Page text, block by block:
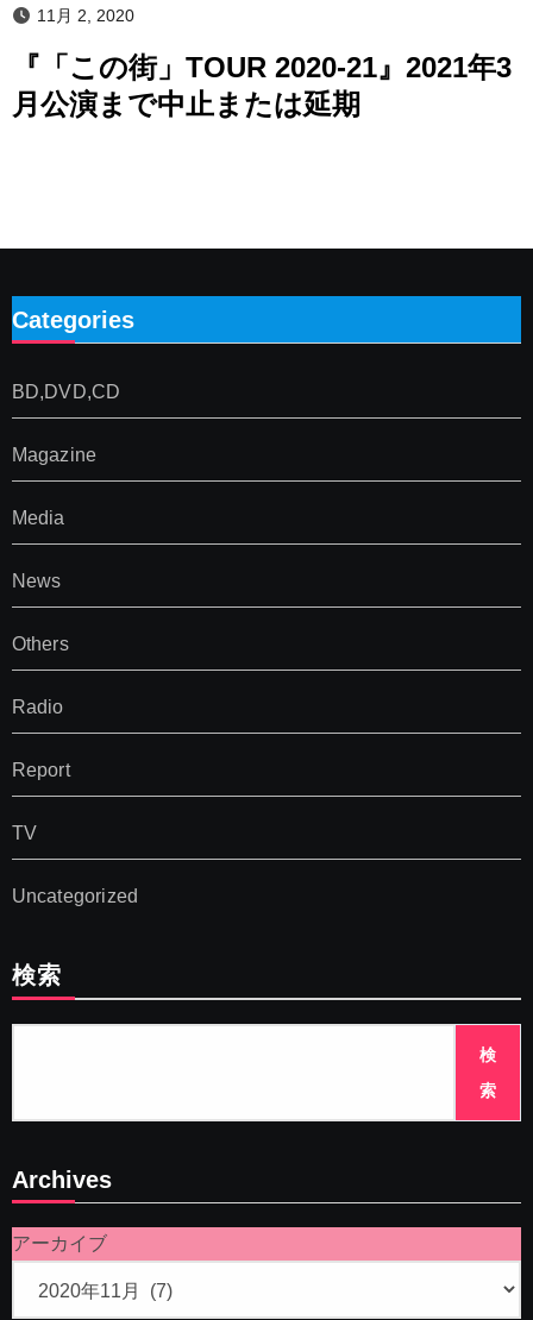
11月 2, 2020
『「この街」TOUR 2020-21』2021年3
月公演まで中止または延期
Categories
BD,DVD,CD
Magazine
Media
News
Others
Radio
Report
TV
Uncategorized
検索
検
索
Archives
アーカイブ